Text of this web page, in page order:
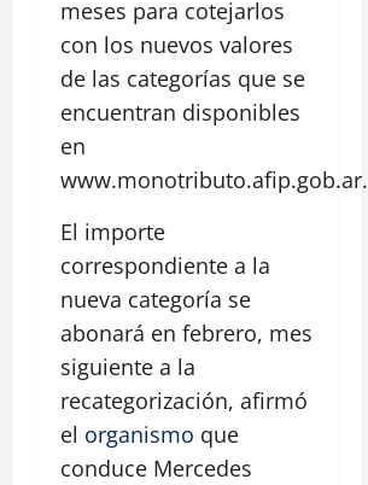
meses para cotejarlos
con los nuevos valores
de las categorías que se
encuentran disponibles
en
www.monotributo.afip.gob.ar.
El importe
correspondiente a la
nueva categoría se
abonará en febrero, mes
siguiente a la
recategorización, afirmó
el organismo que
conduce Mercedes